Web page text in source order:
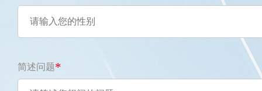
简述问题*